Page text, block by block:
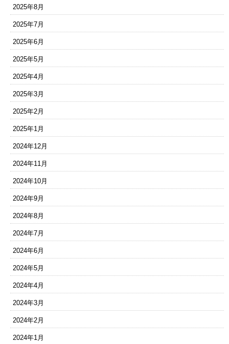
2025年8月
2025年7月
2025年6月
2025年5月
2025年4月
2025年3月
2025年2月
2025年1月
2024年12月
2024年11月
2024年10月
2024年9月
2024年8月
2024年7月
2024年6月
2024年5月
2024年4月
2024年3月
2024年2月
2024年1月